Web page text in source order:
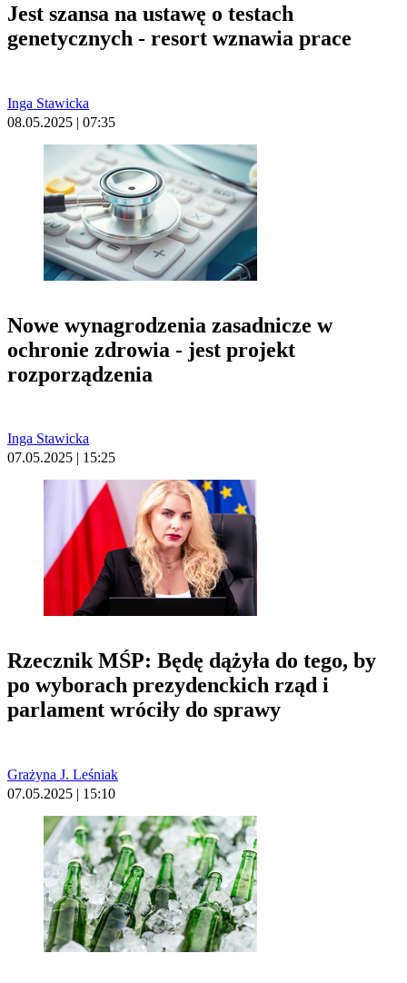
Jest szansa na ustawę o testach
genetycznych - resort wznawia prace
Inga Stawicka
08.05.2025 | 07:35
Nowe wynagrodzenia zasadnicze w
ochronie zdrowia - jest projekt
rozporządzenia
Inga Stawicka
07.05.2025 | 15:25
Rzecznik MŚP: Będę dążyła do tego, by
po wyborach prezydenckich rząd i
parlament wróciły do sprawy
Grażyna J. Leśniak
07.05.2025 | 15:10